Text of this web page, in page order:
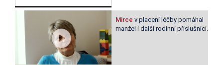
Mirce v placení léčby pomáhal
manžel i další rodinní příslušníci.